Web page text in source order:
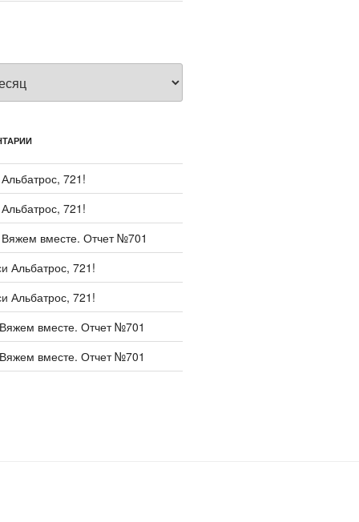
Альбатрос, 721!
Альбатрос, 721!
Вяжем вместе. Отчет №701
Альбатрос, 721!
Альбатрос, 721!
вместе. Отчет №701
вместе. Отчет №701